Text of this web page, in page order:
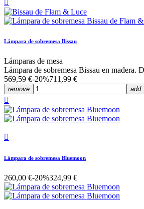
Lámpara de sobremesa Bissau
Lámparas de mesa
Lámpara de sobremesa Bissau en madera.
569,59 €-20%711,99 €
remove add


Lámpara de sobremesa Bluemoon
260,00 €-20%324,99 €